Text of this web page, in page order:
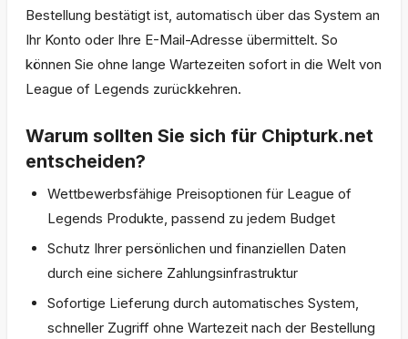
Bestellung bestätigt ist, automatisch über das System an
Ihr Konto oder Ihre E-Mail-Adresse übermittelt. So
können Sie ohne lange Wartezeiten sofort in die Welt von
League of Legends zurückkehren.
Warum sollten Sie sich für Chipturk.net
entscheiden?
Wettbewerbsfähige Preisoptionen für League of
Legends Produkte, passend zu jedem Budget
Schutz Ihrer persönlichen und finanziellen Daten
durch eine sichere Zahlungsinfrastruktur
Sofortige Lieferung durch automatisches System,
schneller Zugriff ohne Wartezeit nach der Bestellung